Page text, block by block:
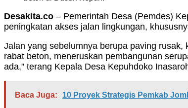
Desakita.co – Pemerintah Desa (Pemdes)
peningkatan akses jalan lingkungan,
Jalan yang sebelumnya berupa paving
rabat beton, meneruskan pembangunan
ada,” terang Kepala Desa Kepuhdoko
Baca Juga: 10 Proyek Strategis Pemkab